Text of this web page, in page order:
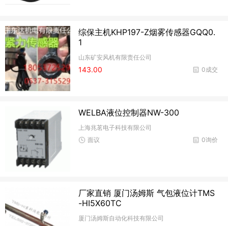
综保主机KHP197-Z烟雾传感器GQQ0.
1
山东矿安风机有限责任公司
0成交
143.00
WELBA液位控制器NW-300
上海兆茗电子科技有限公司
0询价
面议
厂家直销 厦门汤姆斯 气包液位计TMS
-HI5X60TC
厦门汤姆斯自动化科技有限公司